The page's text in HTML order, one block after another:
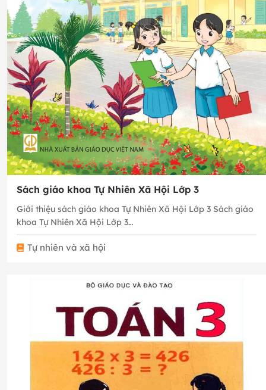
Sách giáo khoa Tự Nhiên Xã Hội Lớp 3
Giới thiệu sách giáo khoa Tự Nhiên Xã Hội Lớp 3 Sách giáo
khoa Tự Nhiên Xã Hội Lớp 3…
Tự nhiên và xã hội